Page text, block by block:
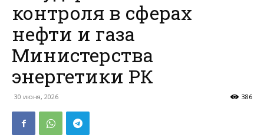
контроля в сферах
нефти и газа
Министерства
энергетики РК
30 июня, 2026 386